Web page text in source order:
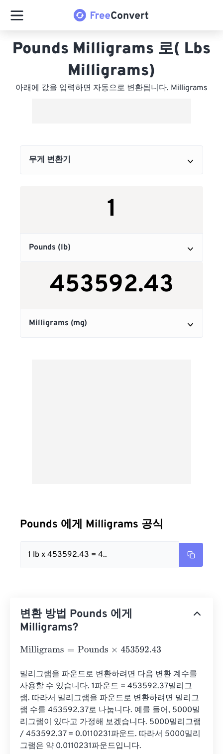
Pounds Milligrams 로( Lbs
Milligrams)
아래에 값을 입력하면 자동으로 변환됩니다. Milligrams
Pounds 에게 Milligrams 공식
1 lb x 453592.43 = 4..
변환 방법 Pounds 에게
Milligrams?
Milligrams=Pounds×453592.43
밀리그램을 파운드로 변환하려면 다음 변환 계수를
사용할 수 있습니다. 1파운드 = 453592.37밀리그
램. 따라서 밀리그램을 파운드로 변환하려면 밀리그
램 수를 453592.37로 나눕니다. 예를 들어, 5000밀
리그램이 있다고 가정해 보겠습니다. 5000밀리그램
/ 453592.37 = 0.0110231파운드. 따라서 5000밀리
그램은 약 0.0110231파운드입니다.